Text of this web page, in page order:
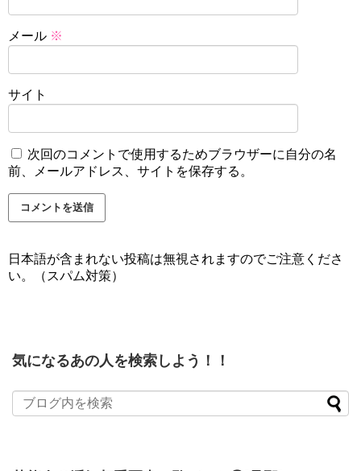
メール ※
サイト
次回のコメントで使用するためブラウザーに自分の名
前、メールアドレス、サイトを保存する。
日本語が含まれない投稿は無視されますのでご注意くださ
い。（スパム対策）
気になるあの人を検索しよう！！